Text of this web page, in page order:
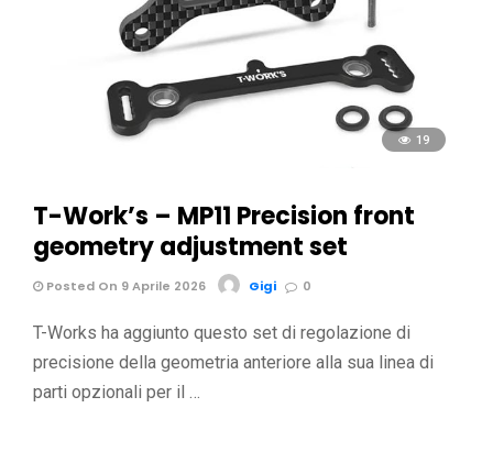
19
T-Work’s – MP11 Precision front
geometry adjustment set
Posted On 9 Aprile 2026 Gigi 0
T-Works ha aggiunto questo set di regolazione di
precisione della geometria anteriore alla sua linea di
parti opzionali per il …